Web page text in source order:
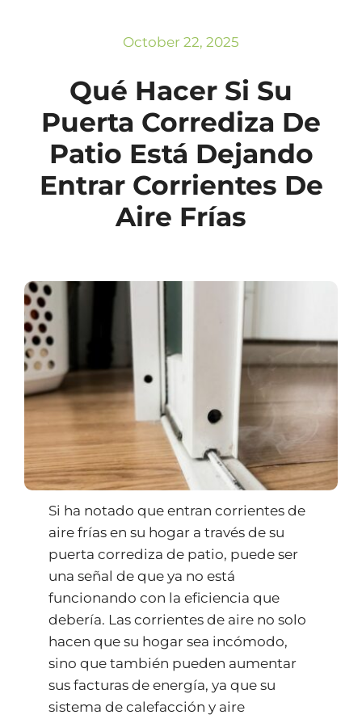
October 22, 2025
Qué Hacer Si Su
Puerta Corrediza De
Patio Está Dejando
Entrar Corrientes De
Aire Frías
Si ha notado que entran corrientes de
aire frías en su hogar a través de su
puerta corrediza de patio, puede ser
una señal de que ya no está
funcionando con la eficiencia que
debería. Las corrientes de aire no solo
hacen que su hogar sea incómodo,
sino que también pueden aumentar
sus facturas de energía, ya que su
sistema de calefacción y aire